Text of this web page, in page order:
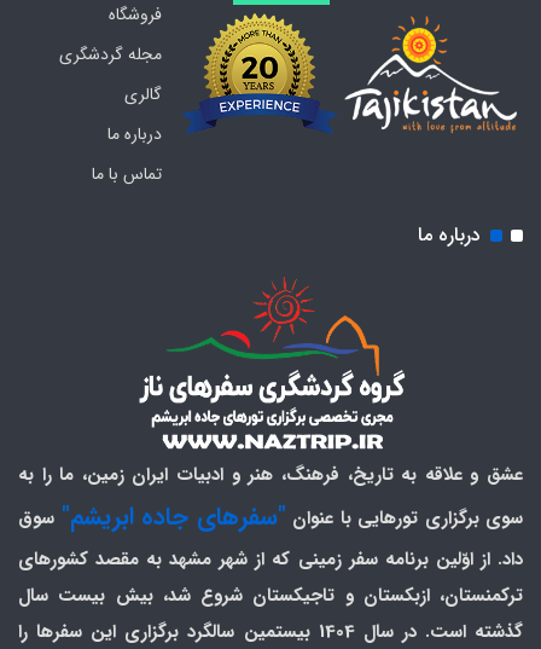
فروشگاه
مجله گردشگری
گالری
درباره ما
تماس با ما
درباره ما
عشق و علاقه به تاریخ، فرهنگ، هنر و ادبیات ایران زمین، ما را به
سوی برگزاری تورهایی با عنوان "سفرهای جاده ابریشم" سوق
داد. از اوّلین برنامه سفر زمینی که از شهر مشهد به مقصد کشورهای
ترکمنستان، ازبکستان و تاجیکستان شروع شد، بیش بیست سال
گذشته است. در سال 1404 بیستمین سالگرد برگزاری این سفرها را